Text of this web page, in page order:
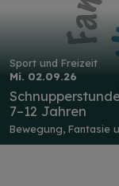
Sport und Freizeit
Mi. 02.09.26
7–12 Jahren
Bewegung, Fantasie